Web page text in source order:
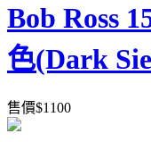
Bob Ross
色(Dark
售價$1100